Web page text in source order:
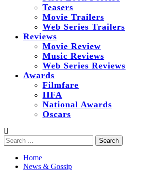
Teasers
Movie Trailers
Web Series Trailers
Reviews
Movie Review
Music Reviews
Web Series Reviews
Awards
Filmfare
IIFA
National Awards
Oscars
Search
for:
Home
News & Gossip